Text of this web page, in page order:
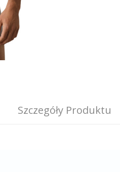
Szczegóły Produktu